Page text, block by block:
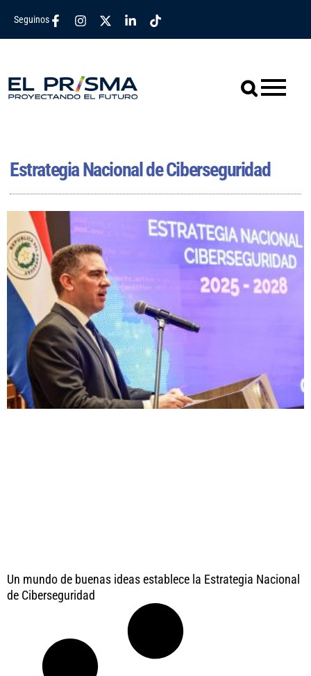
Seguinos
Estrategia Nacional de Ciberseguridad
Un mundo de buenas ideas establece la Estrategia Nacional
de Ciberseguridad